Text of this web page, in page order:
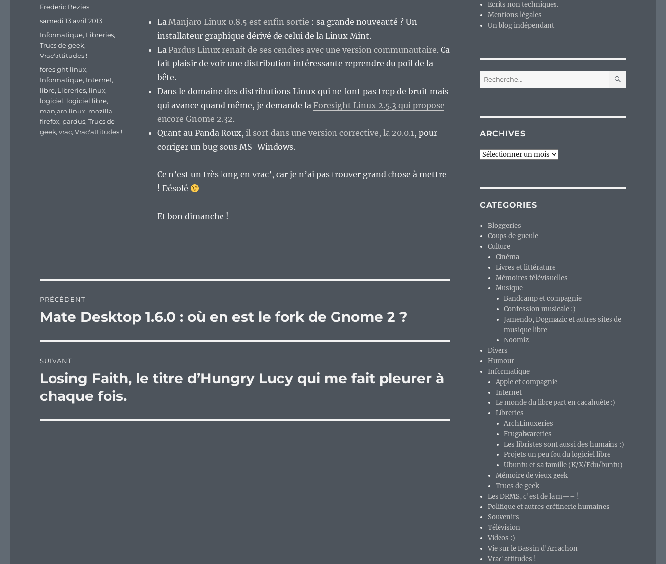
La Manjaro Linux 0.8.5 est enfin sortie : sa grande nouveauté ? Un
installateur graphique dérivé de celui de la Linux Mint.
La Pardus Linux renait de ses cendres avec une version communautaire. Ca
fait plaisir de voir une distribution intéressante reprendre du poil de la
bête.
Dans le domaine des distributions Linux qui ne font pas trop de bruit mais
qui avance quand même, je demande la Foresight Linux 2.5.3 qui propose
encore Gnome 2.32.
Quant au Panda Roux, il sort dans une version corrective, la 20.0.1, pour
corriger un bug sous MS-Windows.
Ce n’est un très long en vrac’, car je n’ai pas trouver grand chose à mettre
! Désolé
Et bon dimanche !
Auteur
Frederic Bezies
Publié
samedi 13 avril 2013
Catégories
Informatique, Libreries,
Trucs de geek,
Vrac'attitudes !
Étiquettes
foresight linux,
Informatique, Internet,
libre, Libreries, linux,
logiciel, logiciel libre,
manjaro linux, mozilla
firefox, pardus,Trucs de
geek,vrac,Vrac'attitudes !
de
PRÉCÉDENT
Publication
Mate Desktop 1.6.0 : où en est le fork de Gnome 2 ?
SUIVANT
Publication
suivante :
Losing Faith, le titre d’Hungry Lucy qui me fait pleurer à
chaque fois.
Ecrits non techniques.
Mentions légales
Un blog indépendant.
Recherche
pour :
ARCHIVES
Archives
CATÉGORIES
Bloggeries
Coups de gueule
Culture
Cinéma
Livres et littérature
Mémoires télévisuelles
Musique
Bandcamp et compagnie
Confession musicale :)
Jamendo, Dogmazic et autres sites de
musique libre
Noomiz
Divers
Humour
Informatique
Apple et compagnie
Internet
Le monde du libre part en cacahuète :)
Libreries
ArchLinuxeries
Frugalwareries
Les libristes sont aussi des humains :)
Projets un peu fou du logiciel libre
Ubuntu et sa famille (K/X/Edu/buntu)
Mémoire de vieux geek
Trucs de geek
Les DRMS, c'est de la m—– !
Politique et autres crétinerie humaines
Souvenirs
Télévision
Vidéos :)
Vie sur le Bassin d'Arcachon
Vrac'attitudes !